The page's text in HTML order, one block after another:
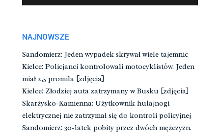
NAJNOWSZE
Sandomierz: Jeden wypadek skrywał wiele tajemnic
Kielce: Policjanci kontrolowali motocyklistów. Jeden
miał 2,5 promila [zdjęcia]
Kielce: Złodziej auta zatrzymany w Busku [zdjęcia]
Skarżysko-Kamienna: Użytkownik hulajnogi
elektrycznej nie zatrzymał się do kontroli policyjnej
Sandomierz: 30-latek pobity przez dwóch mężczyzn.